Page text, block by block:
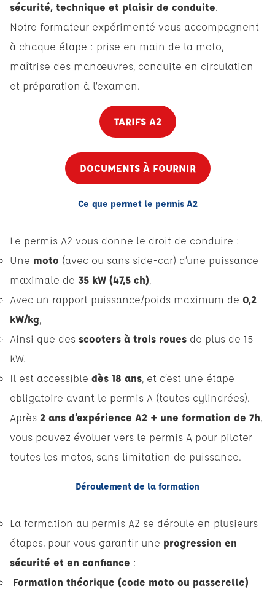
sécurité, technique et plaisir de conduite.
Notre formateur expérimenté vous accompagnent
à chaque étape : prise en main de la moto,
maîtrise des manœuvres, conduite en circulation
et préparation à l’examen.
TARIFS A2
DOCUMENTS À FOURNIR
Ce que permet le permis A2
Le permis A2 vous donne le droit de conduire :
Une moto (avec ou sans side-car) d’une puissance
maximale de 35 kW (47,5 ch),
Avec un rapport puissance/poids maximum de 0,2
kW/kg,
Ainsi que des scooters à trois roues de plus de 15
kW.
Il est accessible dès 18 ans, et c’est une étape
obligatoire avant le permis A (toutes cylindrées).
Après 2 ans d’expérience A2 + une formation de 7h,
vous pouvez évoluer vers le permis A pour piloter
toutes les motos, sans limitation de puissance.
Déroulement de la formation
La formation au permis A2 se déroule en plusieurs
étapes, pour vous garantir une progression en
sécurité et en confiance :
Formation théorique (code moto ou passerelle)